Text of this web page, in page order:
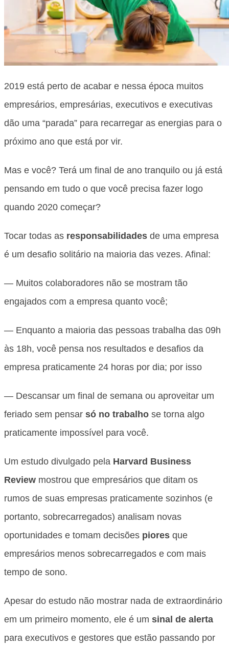
2019 está perto de acabar e nessa época muitos
empresários, empresárias, executivos e executivas
dão uma “parada” para recarregar as energias para o
próximo ano que está por vir.
Mas e você? Terá um final de ano tranquilo ou já está
pensando em tudo o que você precisa fazer logo
quando 2020 começar?
Tocar todas as responsabilidades de uma empresa
é um desafio solitário na maioria das vezes. Afinal:
— Muitos colaboradores não se mostram tão
engajados com a empresa quanto você;
— Enquanto a maioria das pessoas trabalha das 09h
às 18h, você pensa nos resultados e desafios da
empresa praticamente 24 horas por dia; por isso
— Descansar um final de semana ou aproveitar um
feriado sem pensar só no trabalho se torna algo
praticamente impossível para você.
Um estudo divulgado pela Harvard Business
Review mostrou que empresários que ditam os
rumos de suas empresas praticamente sozinhos (e
portanto, sobrecarregados) analisam novas
oportunidades e tomam decisões piores que
empresários menos sobrecarregados e com mais
tempo de sono.
Apesar do estudo não mostrar nada de extraordinário
em um primeiro momento, ele é um sinal de alerta
para executivos e gestores que estão passando por